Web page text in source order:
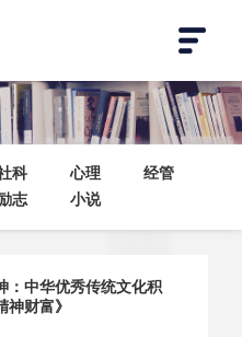
科 心理
经管
志 小说
：中华优秀传统文化积
神财富》